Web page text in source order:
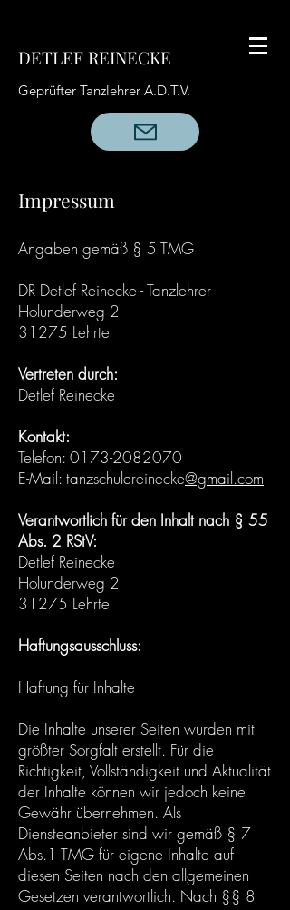
DETLEF REINECKE
Geprüfter Tanzlehrer A.D.T.V.
Impressum
Angaben gemäß § 5 TMG
DR Detlef Reinecke - Tanzlehrer
Holunderweg 2
31275 Lehrte
Vertreten durch:
Detlef Reinecke
Kontakt:
Telefon: 0173-2082070
E-Mail: tanzschulereinecke@gmail.com
Verantwortlich für den Inhalt nach § 55
Abs. 2 RStV:
Detlef Reinecke
Holunderweg 2
31275 Lehrte
Haftungsausschluss:
Haftung für Inhalte
Die Inhalte unserer Seiten wurden mit
größter Sorgfalt erstellt. Für die
Richtigkeit, Vollständigkeit und Aktualität
der Inhalte können wir jedoch keine
Gewähr übernehmen. Als
Diensteanbieter sind wir gemäß § 7
Abs.1 TMG für eigene Inhalte auf
diesen Seiten nach den allgemeinen
Gesetzen verantwortlich. Nach §§ 8